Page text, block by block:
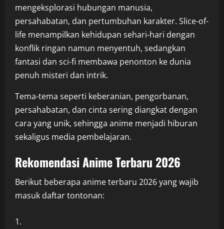
mengeksplorasi hubungan manusia,
persahabatan, dan pertumbuhan karakter. Slice-of-
life menampilkan kehidupan sehari-hari dengan
konflik ringan namun menyentuh, sedangkan
fantasi dan sci-fi membawa penonton ke dunia
penuh misteri dan intrik.
Tema-tema seperti keberanian, pengorbanan,
persahabatan, dan cinta sering diangkat dengan
cara yang unik, sehingga anime menjadi hiburan
sekaligus media pembelajaran.
Rekomendasi Anime Terbaru 2026
Berikut beberapa anime terbaru 2026 yang wajib
masuk daftar tontonan: